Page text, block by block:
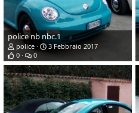
police nb nbc.1
police
3 Febbraio 2017
0
0